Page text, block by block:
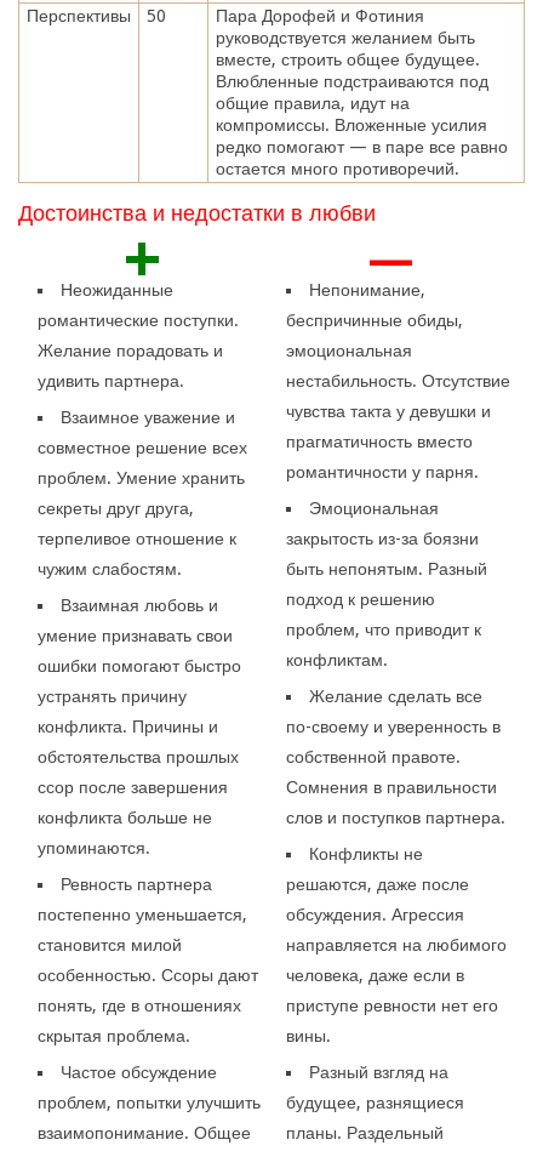
Перспективы
50
Пара Дорофей и Фотиния
руководствуется желанием быть
вместе, строить общее будущее.
Влюбленные подстраиваются под
общие правила, идут на
компромиссы. Вложенные усилия
редко помогают — в паре все равно
остается много противоречий.
Достоинства и недостатки в любви
+
Неожиданные
романтические поступки.
Желание порадовать и
удивить партнера.
Взаимное уважение и
совместное решение всех
проблем. Умение хранить
секреты друг друга,
терпеливое отношение к
чужим слабостям.
Взаимная любовь и
умение признавать свои
ошибки помогают быстро
устранять причину
конфликта. Причины и
обстоятельства прошлых
ссор после завершения
конфликта больше не
упоминаются.
Ревность партнера
постепенно уменьшается,
становится милой
особенностью. Ссоры дают
понять, где в отношениях
скрытая проблема.
Частое обсуждение
проблем, попытки улучшить
взаимопонимание. Общее
—
Непонимание,
беспричинные обиды,
эмоциональная
нестабильность. Отсутствие
чувства такта у девушки и
прагматичность вместо
романтичности у парня.
Эмоциональная
закрытость из-за боязни
быть непонятым. Разный
подход к решению
проблем, что приводит к
конфликтам.
Желание сделать все
по-своему и уверенность в
собственной правоте.
Сомнения в правильности
слов и поступков партнера.
Конфликты не
решаются, даже после
обсуждения. Агрессия
направляется на любимого
человека, даже если в
приступе ревности нет его
вины.
Разный взгляд на
будущее, разнящиеся
планы. Раздельный